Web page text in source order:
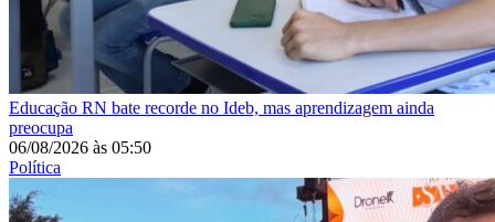
Educação RN bate recorde no Ideb, mas aprendizagem ainda
preocupa
06/08/2026 às 05:50
Política